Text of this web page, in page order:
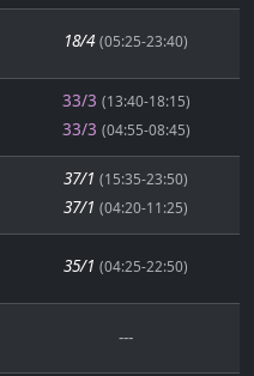
18/4 (05:25-23:40)
33/3 (13:40-18:15)
33/3 (04:55-08:45)
37/1 (15:35-23:50)
37/1 (04:20-11:25)
35/1 (04:25-22:50)
---